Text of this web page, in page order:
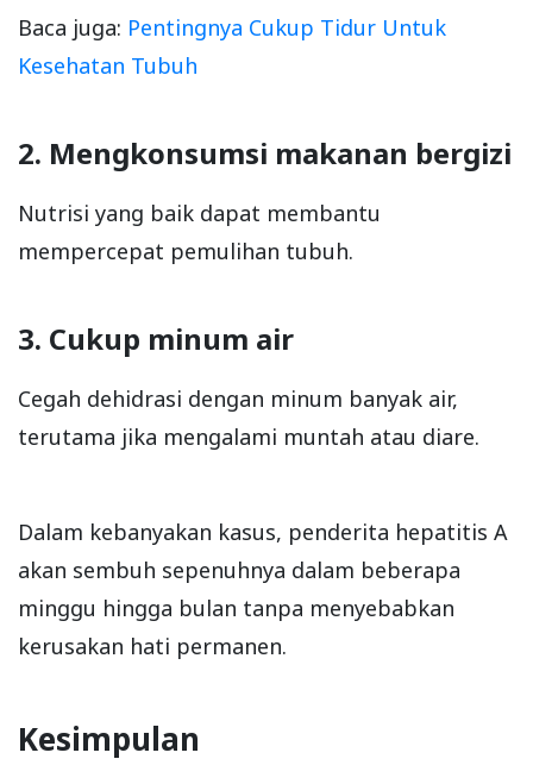
Baca juga: Pentingnya Cukup Tidur Untuk
Kesehatan Tubuh
2. Mengkonsumsi makanan bergizi
Nutrisi yang baik dapat membantu
mempercepat pemulihan tubuh.
3. Cukup minum air
Cegah dehidrasi dengan minum banyak air,
terutama jika mengalami muntah atau diare.
Dalam kebanyakan kasus, penderita hepatitis A
akan sembuh sepenuhnya dalam beberapa
minggu hingga bulan tanpa menyebabkan
kerusakan hati permanen.
Kesimpulan